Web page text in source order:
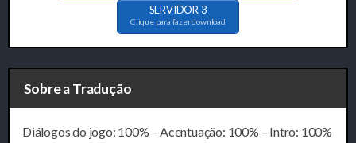
SERVIDOR 3
Clique para fazer download
Sobre a Tradução
Diálogos do jogo: 100% – Acentuação: 100% – Intro: 100%